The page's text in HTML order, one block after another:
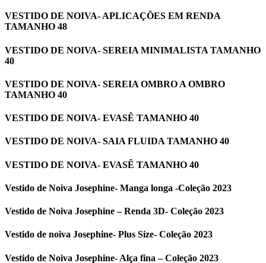
VESTIDO DE NOIVA- APLICAÇÕES EM RENDA
TAMANHO 48
VESTIDO DE NOIVA- SEREIA MINIMALISTA TAMANHO
40
VESTIDO DE NOIVA- SEREIA OMBRO A OMBRO
TAMANHO 40
VESTIDO DE NOIVA- EVASÊ TAMANHO 40
VESTIDO DE NOIVA- SAIA FLUIDA TAMANHO 40
VESTIDO DE NOIVA- EVASÊ TAMANHO 40
Vestido de Noiva Josephine- Manga longa -Coleção 2023
Vestido de Noiva Josephine – Renda 3D- Coleção 2023
Vestido de noiva Josephine- Plus Size- Coleção 2023
Vestido de Noiva Josephine- Alça fina – Coleção 2023